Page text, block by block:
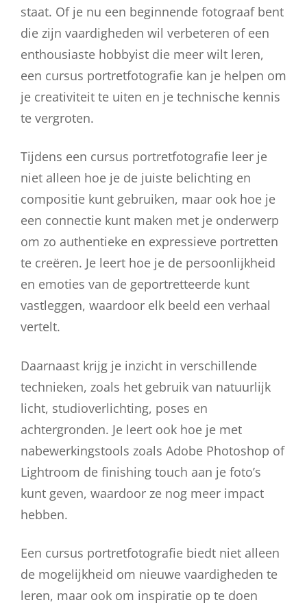
staat. Of je nu een beginnende fotograaf bent
die zijn vaardigheden wil verbeteren of een
enthousiaste hobbyist die meer wilt leren,
een cursus portretfotografie kan je helpen om
je creativiteit te uiten en je technische kennis
te vergroten.
Tijdens een cursus portretfotografie leer je
niet alleen hoe je de juiste belichting en
compositie kunt gebruiken, maar ook hoe je
een connectie kunt maken met je onderwerp
om zo authentieke en expressieve portretten
te creëren. Je leert hoe je de persoonlijkheid
en emoties van de geportretteerde kunt
vastleggen, waardoor elk beeld een verhaal
vertelt.
Daarnaast krijg je inzicht in verschillende
technieken, zoals het gebruik van natuurlijk
licht, studioverlichting, poses en
achtergronden. Je leert ook hoe je met
nabewerkingstools zoals Adobe Photoshop of
Lightroom de finishing touch aan je foto’s
kunt geven, waardoor ze nog meer impact
hebben.
Een cursus portretfotografie biedt niet alleen
de mogelijkheid om nieuwe vaardigheden te
leren, maar ook om inspiratie op te doen